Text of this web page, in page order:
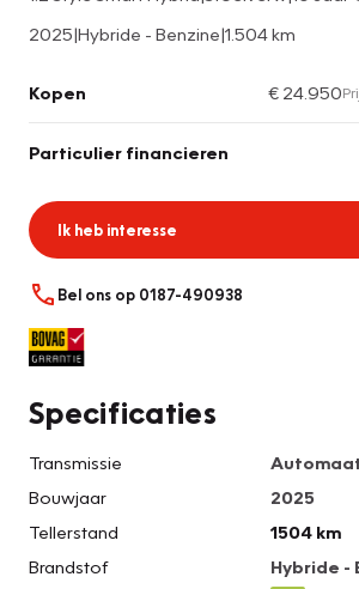
2025|Hybride - Benzine|1.504 km
Kopen € 24.950
Particulier financieren
Ik heb interesse
Bel ons op 0187-490938
Specificaties
Transmissie
Bouwjaar
2025
Tellerstand
1504 km
Brandstof
Hybride -